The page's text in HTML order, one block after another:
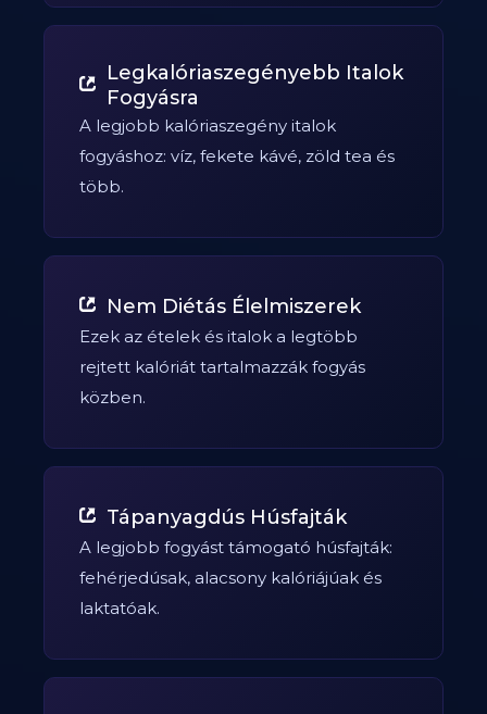
Legkalóriaszegényebb Italok
Fogyásra
A legjobb kalóriaszegény italok
fogyáshoz: víz, fekete kávé, zöld tea és
több.
Nem Diétás Élelmiszerek
Ezek az ételek és italok a legtöbb
rejtett kalóriát tartalmazzák fogyás
közben.
Tápanyagdús Húsfajták
A legjobb fogyást támogató húsfajták:
fehérjedúsak, alacsony kalóriájúak és
laktatóak.